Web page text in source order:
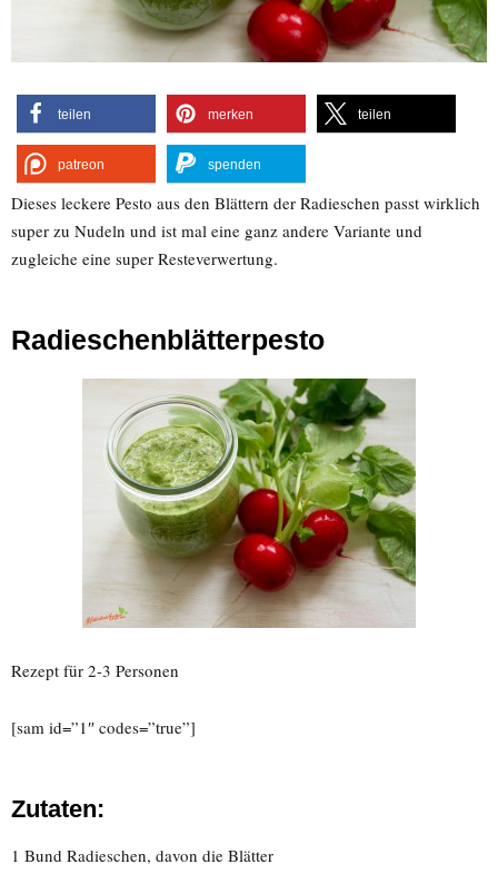
teilen merken teilen
patreon spenden
Dieses leckere Pesto aus den Blättern der Radieschen passt wirklich
super zu Nudeln und ist mal eine ganz andere Variante und
zugleiche eine super Resteverwertung.
Radieschenblätterpesto
Rezept für 2-3 Personen
[sam id=”1″ codes=”true”]
Zutaten:
1 Bund Radieschen, davon die Blätter